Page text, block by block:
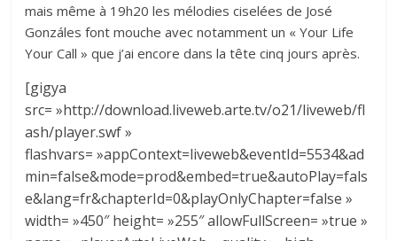
mais même à 19h20 les mélodies ciselées de José
Gonzáles font mouche avec notamment un « Your Life
Your Call » que j’ai encore dans la tête cinq jours après.
[gigya
src= »http://download.liveweb.arte.tv/o21/liveweb/fl
ash/player.swf »
flashvars= »appContext=liveweb&eventId=5534&ad
min=false&mode=prod&embed=true&autoPlay=fals
e&lang=fr&chapterId=0&playOnlyChapter=false »
width= »450″ height= »255″ allowFullScreen= »true »